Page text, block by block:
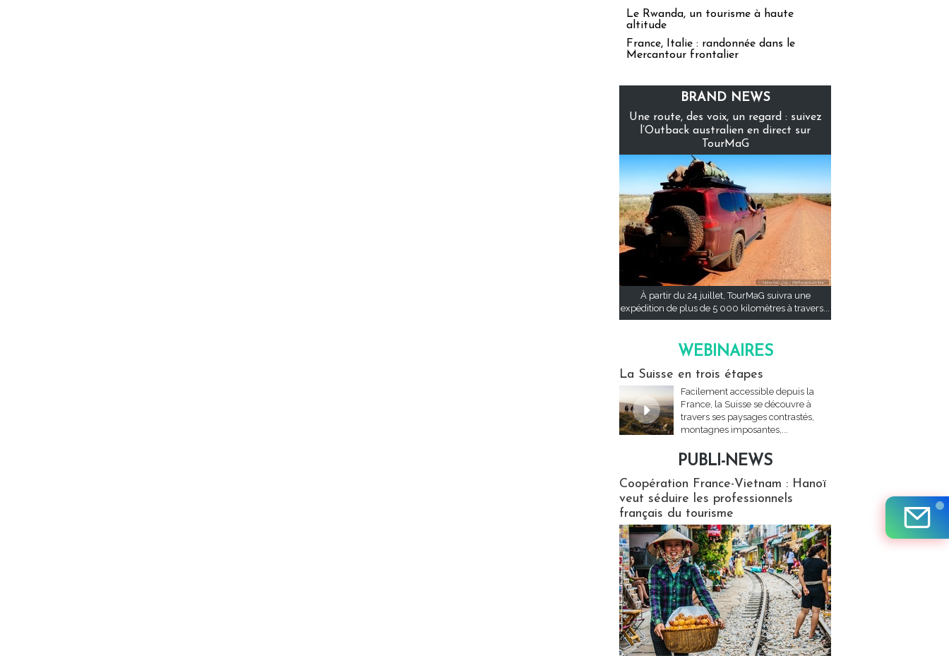
Le Rwanda, un tourisme à haute
altitude
France, Italie : randonnée dans le
Mercantour frontalier
BRAND NEWS
Une route, des voix, un regard : suivez
l’Outback australien en direct sur
TourMaG
À partir du 24 juillet, TourMaG suivra une
expédition de plus de 5 000 kilomètres à travers...
WEBINAIRES
La Suisse en trois étapes
Facilement accessible depuis la
France, la Suisse se découvre à
travers ses paysages contrastés,
montagnes imposantes,...
PUBLI-NEWS
Coopération France-Vietnam : Hanoï
veut séduire les professionnels
français du tourisme